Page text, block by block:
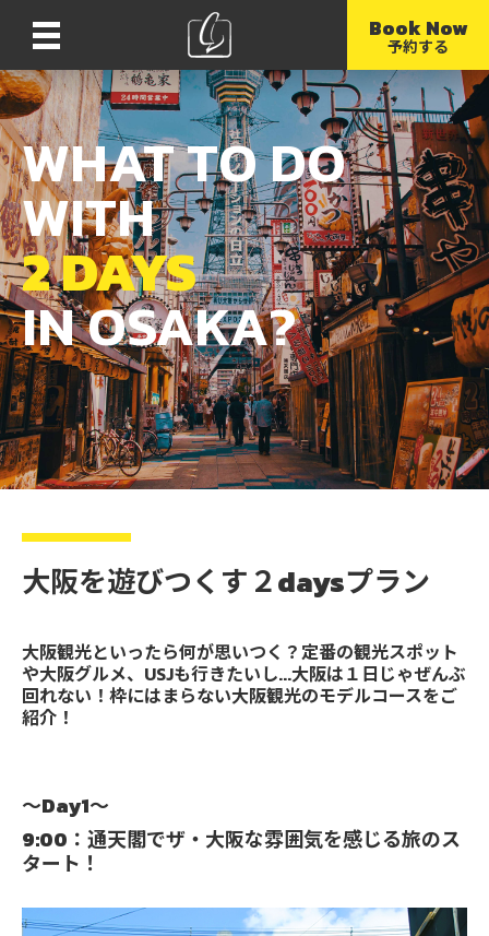
Menu
Book Now
予約する
WHAT TO DO
WITH
2 DAYS
IN OSAKA?
大阪を遊びつくす２daysプラン
大阪観光といったら何が思いつく？定番の観光スポット
や大阪グルメ、USJも行きたいし...大阪は１日じゃぜんぶ
回れない！枠にはまらない大阪観光のモデルコースをご
紹介！
～Day1～
9:00：通天閣でザ・大阪な雰囲気を感じる旅のス
タート！